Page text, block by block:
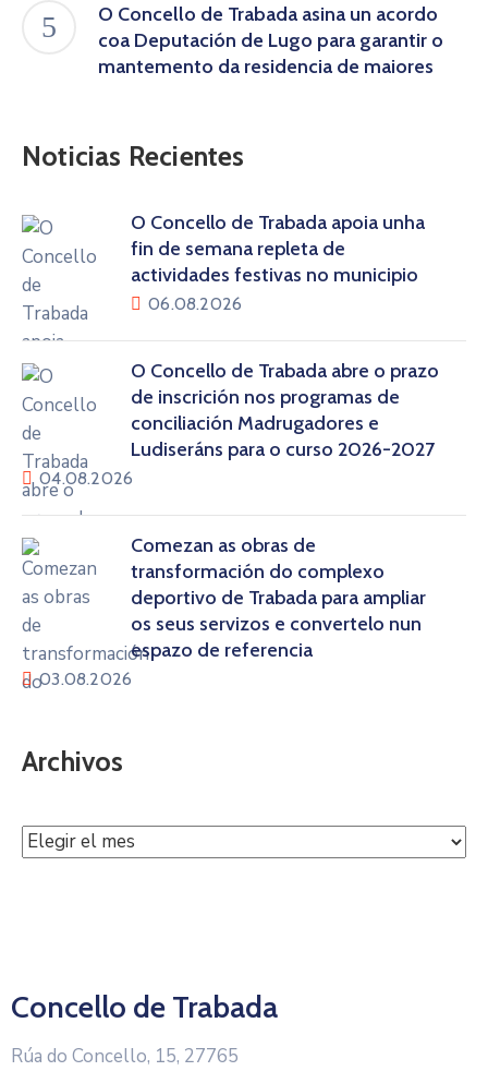
O Concello de Trabada asina un acordo
coa Deputación de Lugo para garantir o
mantemento da residencia de maiores
Noticias Recientes
O Concello de Trabada apoia unha
fin de semana repleta de
actividades festivas no municipio
06.08.2026
O Concello de Trabada abre o prazo
de inscrición nos programas de
conciliación Madrugadores e
Ludiseráns para o curso 2026-2027
04.08.2026
Comezan as obras de
transformación do complexo
deportivo de Trabada para ampliar
os seus servizos e convertelo nun
espazo de referencia
03.08.2026
Archivos
Concello de Trabada
Rúa do Concello, 15, 27765